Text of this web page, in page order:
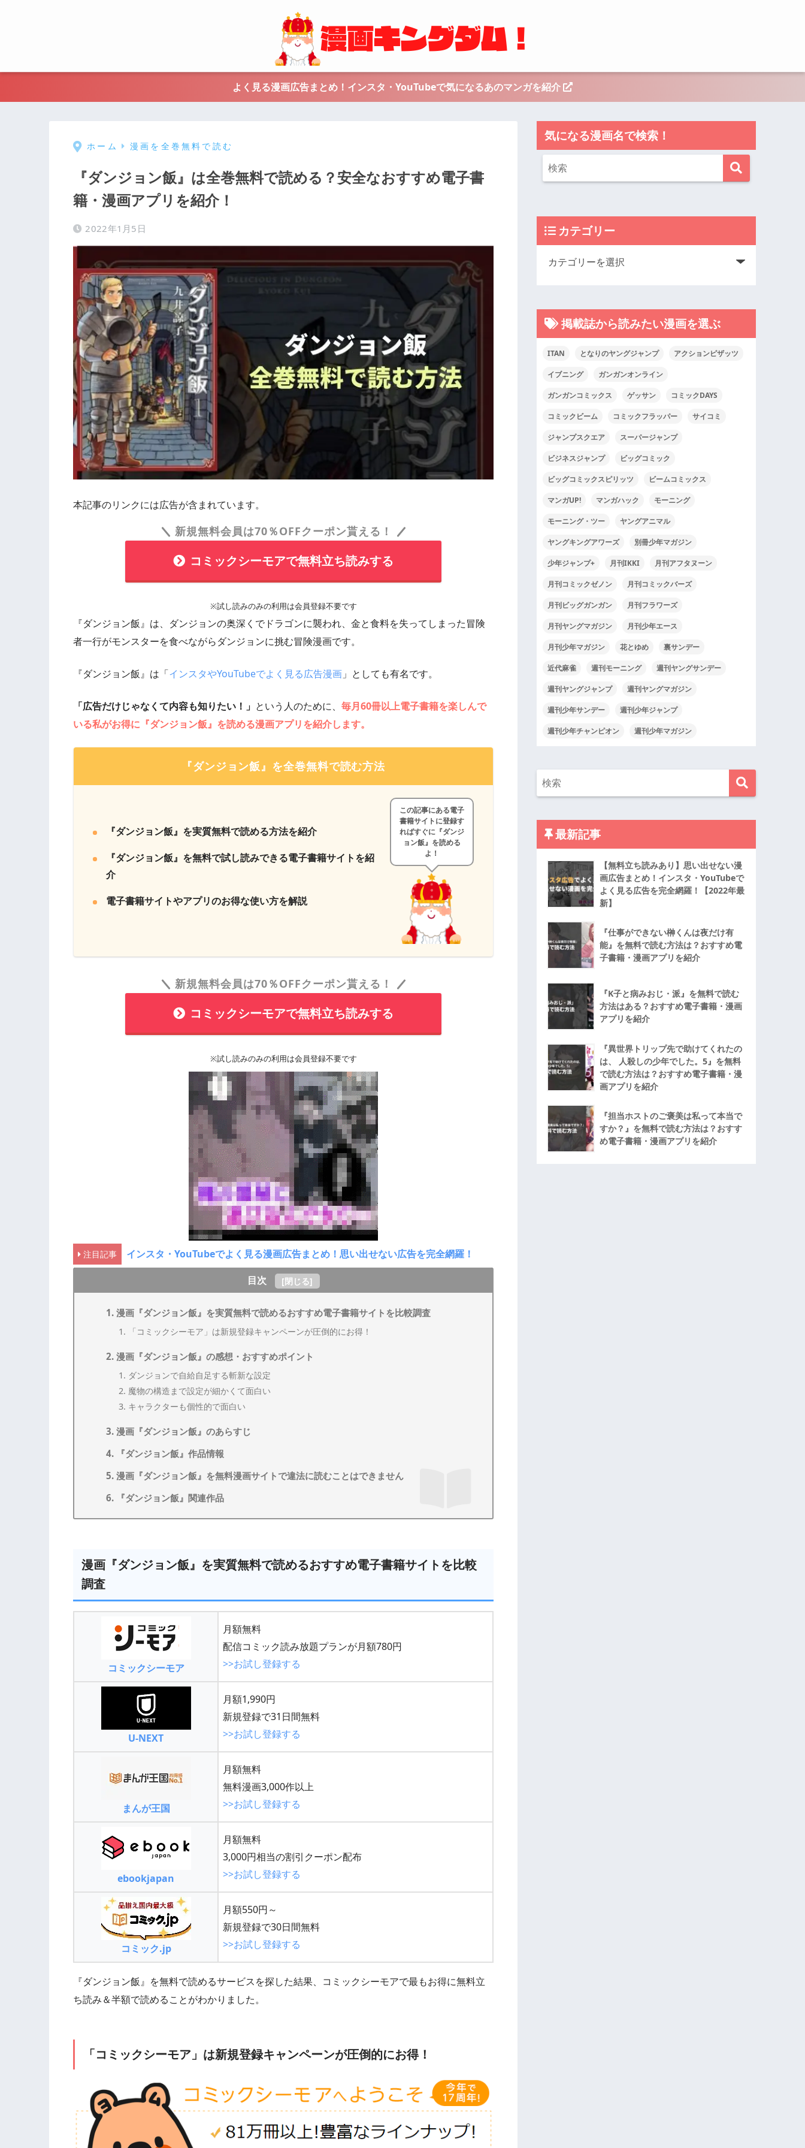
よく見る漫画広告まとめ！インスタ・YouTubeで気になるあのマンガを紹介
ホーム 漫画を全巻無料で読む
『ダンジョン飯』は全巻無料で読める？安全なおすすめ電子書
籍・漫画アプリを紹介！
2022年1月5日
本記事のリンクには広告が含まれています。
新規無料会員は70％OFFクーポン貰える！
コミックシーモアで無料立ち読みする
※試し読みのみの利用は会員登録不要です
『ダンジョン飯』は、ダンジョンの奥深くでドラゴンに襲われ、金と食料を失ってしまった冒険
者一行がモンスターを食べながらダンジョンに挑む冒険漫画です。
『ダンジョン飯』は「インスタやYouTubeでよく見る広告漫画 」としても有名です。
「広告だけじゃなくて内容も知りたい！」 という人のために、 毎月60冊以上電子書籍を楽しんで
いる私がお得に『ダンジョン飯』を読める漫画アプリを紹介します。
『ダンジョン飯』を全巻無料で読む方法
『ダンジョン飯』を実質無料で読める方法を紹介
『ダンジョン飯』を無料で試し読みできる電子書籍サイトを紹
介
電子書籍サイトやアプリのお得な使い方を解説
この記事にある電子
書籍サイトに登録す
ればすぐに『ダンジ
ョン飯』を読める
よ！
新規無料会員は70％OFFクーポン貰える！
コミックシーモアで無料立ち読みする
※試し読みのみの利用は会員登録不要です
注目記事
インスタ・YouTubeでよく見る漫画広告まとめ！思い出せない広告を完全網羅！
目次
[閉じる]
漫画『ダンジョン飯』を実質無料で読めるおすすめ電子書籍サイトを比較調査
「コミックシーモア」は新規登録キャンペーンが圧倒的にお得！
漫画『ダンジョン飯』の感想・おすすめポイント
ダンジョンで自給自足する斬新な設定
魔物の構造まで設定が細かくて面白い
キャラクターも個性的で面白い
漫画『ダンジョン飯』のあらすじ
『ダンジョン飯』作品情報
漫画『ダンジョン飯』を無料漫画サイトで違法に読むことはできません
『ダンジョン飯』関連作品
漫画『ダンジョン飯』を実質無料で読めるおすすめ電子書籍サイトを比較
調査
コミックシーモア
月額無料
配信コミック読み放題プランが月額780円
>>お試し登録する
U-NEXT
月額1,990円
新規登録で31日間無料
>>お試し登録する
まんが王国
月額無料
無料漫画3,000作以上
>>お試し登録する
ebookjapan
月額無料
3,000円相当の割引クーポン配布
>>お試し登録する
コミック.jp
月額550円～
新規登録で30日間無料
>>お試し登録する
『ダンジョン飯』を無料で読めるサービスを探した結果、コミックシーモアで最もお得に無料立
ち読み＆半額で読めることがわかりました。
「コミックシーモア」は新規登録キャンペーンが圧倒的にお得！
気になる漫画名で検索！
カテゴリー
掲載誌から読みたい漫画を選ぶ
ITAN となりのヤングジャンプ アクションピザッツ
イブニング ガンガンオンライン
ガンガンコミックス ゲッサン コミックDAYS
コミックビーム コミックフラッパー サイコミ
ジャンプスクエア スーパージャンプ
ビジネスジャンプ ビッグコミック
ビッグコミックスピリッツ ビームコミックス
マンガUP! マンガハック モーニング
モーニング・ツー ヤングアニマル
ヤングキングアワーズ 別冊少年マガジン
少年ジャンプ+ 月刊IKKI 月刊アフタヌーン
月刊コミックゼノン 月刊コミックバーズ
月刊ビッグガンガン 月刊フラワーズ
月刊ヤングマガジン 月刊少年エース
月刊少年マガジン 花とゆめ 裏サンデー
近代麻雀 週刊モーニング 週刊ヤングサンデー
週刊ヤングジャンプ 週刊ヤングマガジン
週刊少年サンデー 週刊少年ジャンプ
週刊少年チャンピオン 週刊少年マガジン
最新記事
【無料立ち読みあり】思い出せない漫
画広告まとめ！インスタ・YouTubeで
よく見る広告を完全網羅！【2022年最
新】
『仕事ができない榊くんは夜だけ有
能』を無料で読む方法は？おすすめ電
子書籍・漫画アプリを紹介
『K子と病みおじ・派』を無料で読む
方法はある？おすすめ電子書籍・漫画
アプリを紹介
『異世界トリップ先で助けてくれたの
は、 人殺しの少年でした。5』を無料
で読む方法は？おすすめ電子書籍・漫
画アプリを紹介
『担当ホストのご褒美は私って本当で
すか？』を無料で読む方法は？おすす
め電子書籍・漫画アプリを紹介